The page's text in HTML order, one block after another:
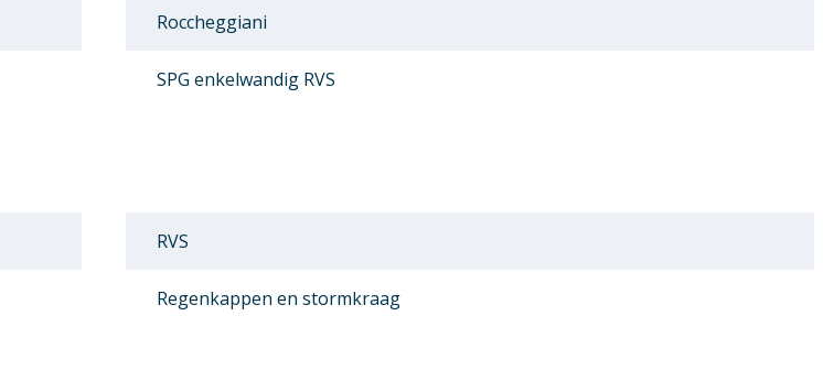
Roccheggiani
SPG enkelwandig RVS
RVS
Regenkappen en stormkraag